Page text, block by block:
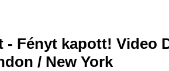
- Fényt kapott! Video
/ New York